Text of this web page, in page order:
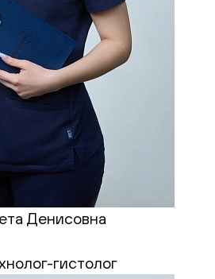
Денисовна
гистолог